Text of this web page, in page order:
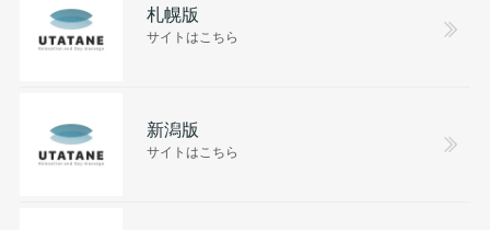
札幌版
サイトはこちら
新潟版
サイトはこちら